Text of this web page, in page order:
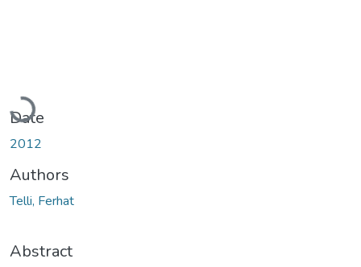
Loading...
Date
2012
Authors
Telli, Ferhat
Abstract